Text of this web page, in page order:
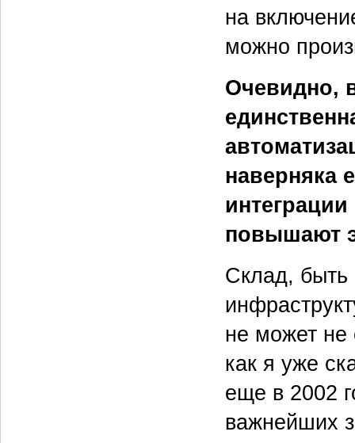
на
можно
Очевидно,
наверняка
повышают
Склад,
не может
как я уже
еще в 2002
важнейших